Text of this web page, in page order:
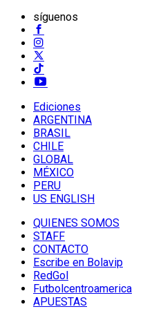
síguenos
Ediciones
ARGENTINA
BRASIL
CHILE
GLOBAL
MÉXICO
PERU
US ENGLISH
QUIENES SOMOS
STAFF
CONTACTO
Escribe en Bolavip
RedGol
Futbolcentroamerica
APUESTAS